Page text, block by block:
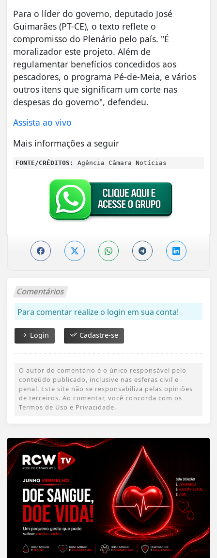
Para o líder do governo, deputado José
Guimarães (PT-CE), o texto reflete o
compromisso do Plenário pelo país. "É
moralizador este projeto. Além de
regulamentar benefícios concedidos aos
pescadores, o programa Pé-de-Meia, e vários
outros itens que significam um corte nas
despesas do governo", defendeu.
Assista ao vivo
Mais informações a seguir
FONTE/CRÉDITOS: Agência Câmara Notícias
Comentários
Para comentar realize o login em sua conta!
Login Cadastre-se
O autor do comentário é o único responsável pelo
conteúdo publicado, inclusive nas esferas civil e
penal. Este site não se responsabiliza pelas opiniões
de terceiros. Ao comentar, você concorda com os
Termos de Uso e Privacidade.